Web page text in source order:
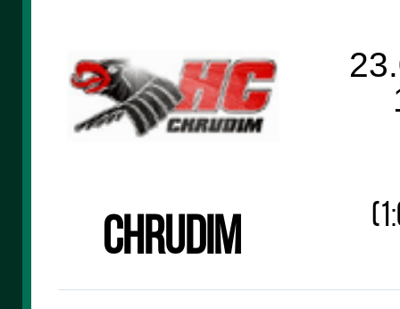
Chrudim